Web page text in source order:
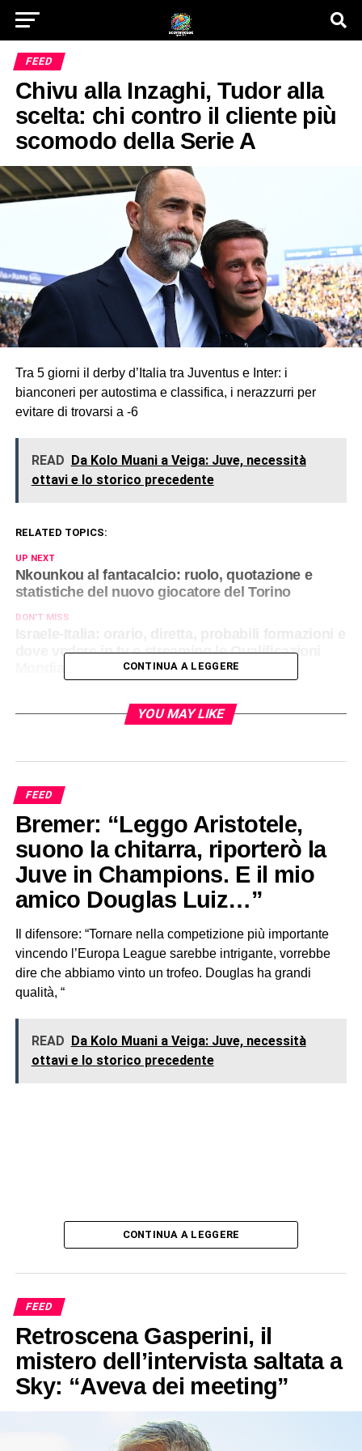
FEED
Chivu alla Inzaghi, Tudor alla
scelta: chi contro il cliente più
scomodo della Serie A
Tra 5 giorni il derby d’Italia tra Juventus e Inter: i
bianconeri per autostima e classifica, i nerazzurri per
evitare di trovarsi a -6
READ Da Kolo Muani a Veiga: Juve, necessità
ottavi e lo storico precedente
RELATED TOPICS:
UP NEXT
Nkounkou al fantacalcio: ruolo, quotazione e
statistiche del nuovo giocatore del Torino
DON'T MISS
dove vedere in tv e streaming le Qualificazioni
Mondiali in tempo realeCONTINUA A LEGGERE
YOU MAY LIKE
FEED
Bremer: “Leggo Aristotele,
suono la chitarra, riporterò la
Juve in Champions. E il mio
amico Douglas Luiz…”
Il difensore: “Tornare nella competizione più importante
vincendo l’Europa League sarebbe intrigante, vorrebbe
dire che abbiamo vinto un trofeo. Douglas ha grandi
qualità, “
READ Da Kolo Muani a Veiga: Juve, necessità
ottavi e lo storico precedente
CONTINUA A LEGGERE
FEED
Retroscena Gasperini, il
mistero dell’intervista saltata a
Sky: “Aveva dei meeting”